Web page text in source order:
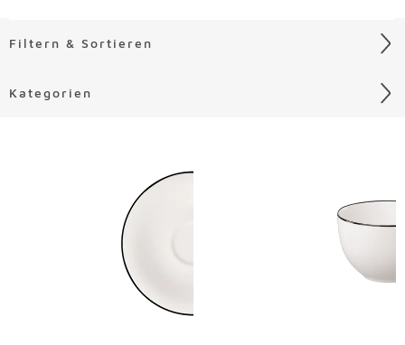
Filtern & Sortieren
Kategorien